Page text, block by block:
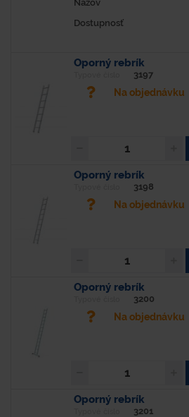
Názov
Dostupnosť
Oporný rebrík
3197
Na objednávku
Oporný rebrík
3198
Na objednávku
Oporný rebrík
3200
Na objednávku
Oporný rebrík
3201